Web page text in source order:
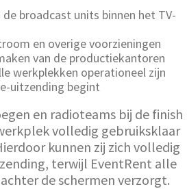
broadcast units binnen het TV-
en overige voorzieningen
van de productiekantoren
werkplekken operationeel zijn
uitzending begint
en radioteams bij de finish
volledig gebruiksklaar
kunnen zij zich volledig
terwijl EventRent alle
de schermen verzorgt.